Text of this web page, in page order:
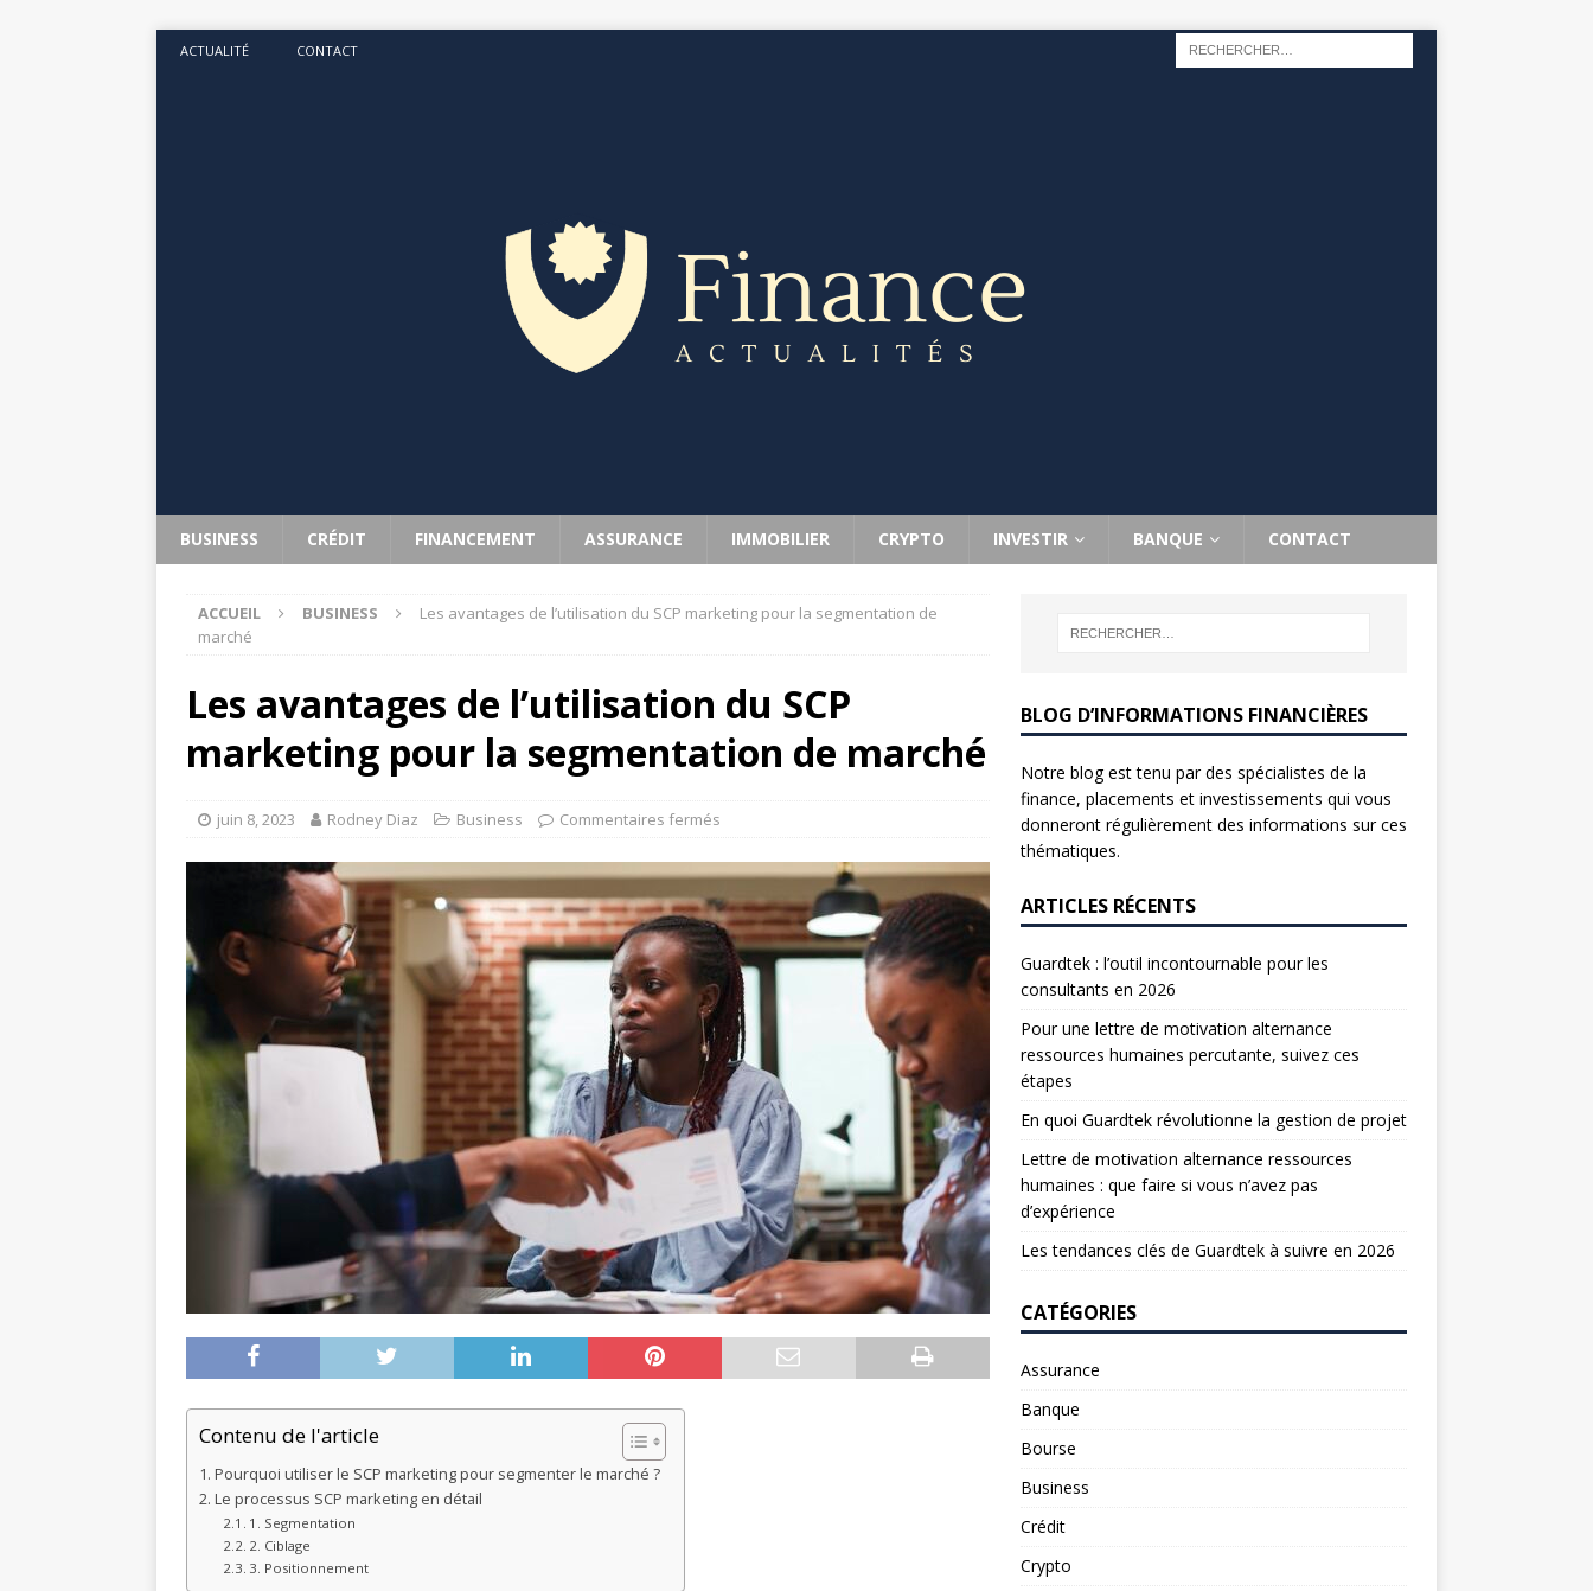
ACTUALITÉ CONTACT
BUSINESS CRÉDIT FINANCEMENT ASSURANCE IMMOBILIER CRYPTO INVESTIR BANQUE CONTACT
ACCUEIL BUSINESS
Les avantages de l’utilisation du SCP marketing pour la segmentation de
marché
Les avantages de l’utilisation du SCP
marketing pour la segmentation de marché
juin 8, 2023 Rodney Diaz Business Commentaires fermés
Contenu de l'article
Pourquoi utiliser le SCP marketing pour segmenter le marché ?
Le processus SCP marketing en détail
1. Segmentation
2. Ciblage
3. Positionnement
BLOG D’INFORMATIONS FINANCIÈRES
Notre blog est tenu par des spécialistes de la
finance, placements et investissements qui vous
donneront régulièrement des informations sur ces
thématiques.
ARTICLES RÉCENTS
Guardtek : l’outil incontournable pour les
consultants en 2026
Pour une lettre de motivation alternance
ressources humaines percutante, suivez ces
étapes
En quoi Guardtek révolutionne la gestion de projet
Lettre de motivation alternance ressources
humaines : que faire si vous n’avez pas
d’expérience
Les tendances clés de Guardtek à suivre en 2026
CATÉGORIES
Assurance
Banque
Bourse
Business
Crédit
Crypto